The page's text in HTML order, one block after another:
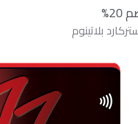
بلاتينوم